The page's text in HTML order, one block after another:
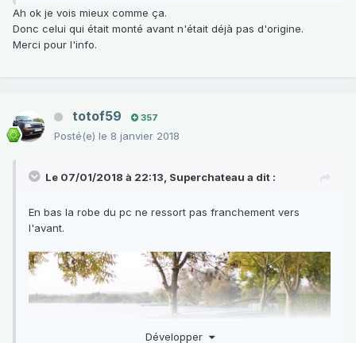
Ah ok je vois mieux comme ça.
Donc celui qui était monté avant n'était déjà pas d'origine.
Merci pour l'info.
totof59 357
Posté(e) le 8 janvier 2018
Le 07/01/2018 à 22:13, Superchateau a dit :
En bas la robe du pc ne ressort pas franchement vers
l'avant.
Développer